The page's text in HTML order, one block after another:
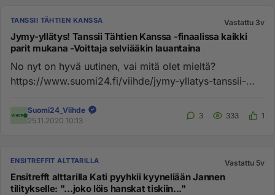
TANSSII TÄHTIEN KANSSA Vastattu 3v
Jymy-yllätys! Tanssii Tähtien Kanssa -finaalissa kaikki
parit mukana -Voittaja selviääkin lauantaina
No nyt on hyvä uutinen, vai mitä olet mieltä?
https://www.suomi24.fi/viihde/jymy-yllatys-tanssii-
Suomi24_Viihde
25.11.2020 10:13
3 333 1
ENSITREFFIT ALTTARILLA Vastattu 5v
Ensitrefft alttarilla Kati pyyhkii kyyneliään Jannen
tilitykselle: "...joko löis hanskat tiskiin..."